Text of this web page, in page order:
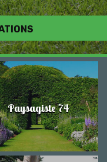
Paysagiste 74